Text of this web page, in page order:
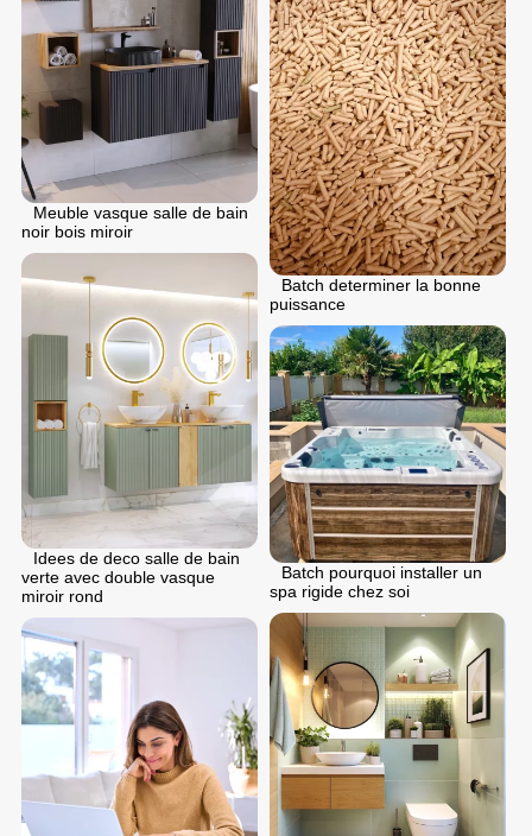
Meuble vasque salle de bain
noir bois miroir
Batch determiner la bonne
puissance
Idees de deco salle de bain
verte avec double vasque
miroir rond
Batch pourquoi installer un
spa rigide chez soi